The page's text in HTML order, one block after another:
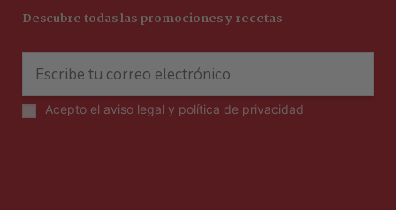
Descubre todas las promociones y recetas
Acepto el aviso legal y política de privacidad